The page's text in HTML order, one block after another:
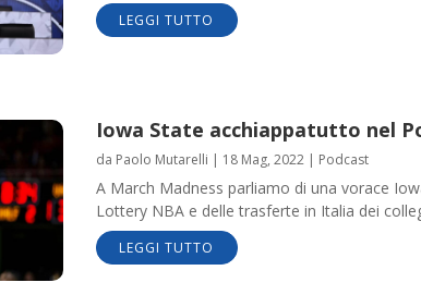
LEGGI TUTTO
Iowa State acchiappatutto nel
da Paolo Mutarelli | 18 Mag, 2022| Podcast
A March Madness parliamo di una vorace
Lottery NBA e delle trasferte in Italia dei
LEGGI TUTTO